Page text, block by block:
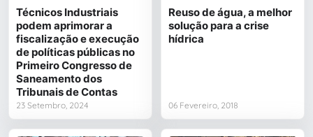
Técnicos Industriais
podem aprimorar a
fiscalização e execução
de políticas públicas no
Primeiro Congresso de
Saneamento dos
Tribunais de Contas
23 Setembro, 2024
Reuso de água, a melhor
solução para a crise
hídrica
06 Fevereiro, 2018